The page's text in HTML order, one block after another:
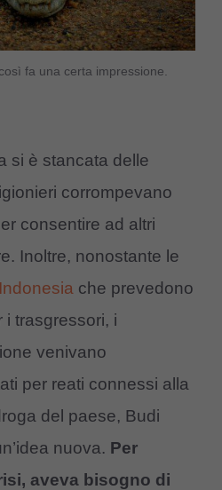
fa una certa impressione.
si è stancata delle
corrompevano
consentire ad altri
Inoltre, nonostante le
Indonesia che prevedono
i trasgressori, i
venivano
per reati connessi alla
del paese, Budi
nuova. Per
aveva bisogno di